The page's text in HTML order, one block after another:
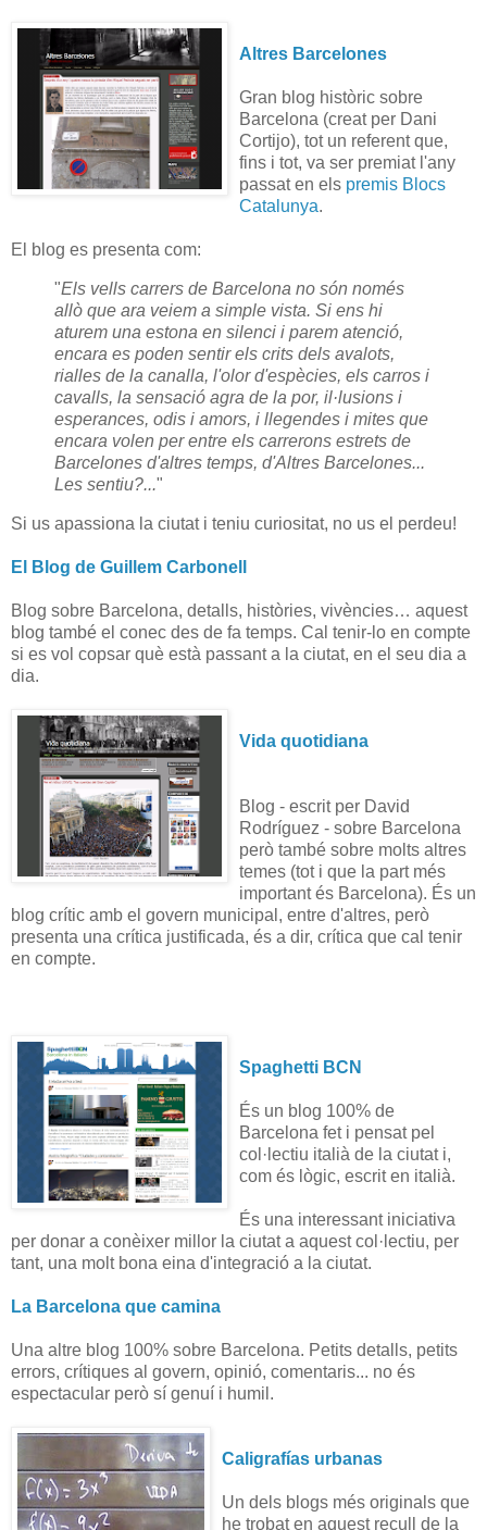
Altres Barcelones
Gran blog històric sobre
Barcelona (creat per Dani
Cortijo), tot un referent que,
fins i tot, va ser premiat l'any
passat en els premis Blocs
Catalunya.
El blog es presenta com:
"Els vells carrers de Barcelona no són només
allò que ara veiem a simple vista. Si ens hi
aturem una estona en silenci i parem atenció,
encara es poden sentir els crits dels avalots,
rialles de la canalla, l'olor d'espècies, els carros i
cavalls, la sensació agra de la por, il·lusions i
esperances, odis i amors, i llegendes i mites que
encara volen per entre els carrerons estrets de
Barcelones d'altres temps, d'Altres Barcelones...
Les sentiu?..."
Si us apassiona la ciutat i teniu curiositat, no us el perdeu!
El Blog de Guillem Carbonell
Blog sobre Barcelona, detalls, històries, vivències… aquest
blog també el conec des de fa temps. Cal tenir-lo en compte
si es vol copsar què està passant a la ciutat, en el seu dia a
dia.
Vida quotidiana
Blog - escrit per David
Rodríguez - sobre Barcelona
però també sobre molts altres
temes (tot i que la part més
important és Barcelona). És un
blog crític amb el govern municipal, entre d'altres, però
presenta una crítica justificada, és a dir, crítica que cal tenir
en compte.
Spaghetti BCN
És un blog 100% de
Barcelona fet i pensat pel
col·lectiu italià de la ciutat i,
com és lògic, escrit en italià.
És una interessant iniciativa
per donar a conèixer millor la ciutat a aquest col·lectiu, per
tant, una molt bona eina d'integració a la ciutat.
La Barcelona que camina
Una altre blog 100% sobre Barcelona. Petits detalls, petits
errors, crítiques al govern, opinió, comentaris... no és
espectacular però sí genuí i humil.
Caligrafías urbanas
Un dels blogs més originals que
he trobat en aquest recull de la